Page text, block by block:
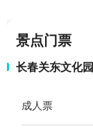
景点门票
长春关东文化
成人票